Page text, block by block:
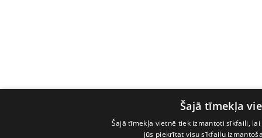
Šajā tīmekļa
Šajā tīmekļa vietnē tiek izmantoti sīkfaili,
jūs piekrītat visu sīkfailu